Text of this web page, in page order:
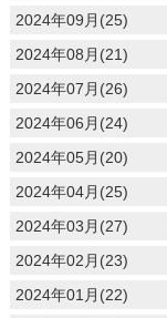
2024年09月(25)
2024年08月(21)
2024年07月(26)
2024年06月(24)
2024年05月(20)
2024年04月(25)
2024年03月(27)
2024年02月(23)
2024年01月(22)